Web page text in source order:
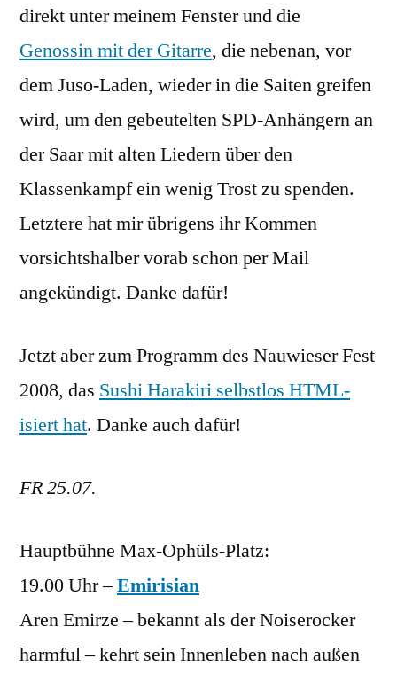
direkt unter meinem Fenster und die
Genossin mit der Gitarre, die nebenan, vor
dem Juso-Laden, wieder in die Saiten greifen
wird, um den gebeutelten SPD-Anhängern an
der Saar mit alten Liedern über den
Klassenkampf ein wenig Trost zu spenden.
Letztere hat mir übrigens ihr Kommen
vorsichtshalber vorab schon per Mail
angekündigt. Danke dafür!
Jetzt aber zum Programm des Nauwieser Fest
2008, das Sushi Harakiri selbstlos HTML-
isiert hat. Danke auch dafür!
FR 25.07.
Hauptbühne Max-Ophüls-Platz:
19.00 Uhr –Emirisian
Aren Emirze – bekannt als der Noiserocker
harmful – kehrt sein Innenleben nach außen